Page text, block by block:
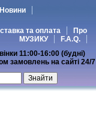
та оплата
Про
МУЗИКУ
F.A.Q.
11:00-16:00 (будні)
замовлень на сайті 24/7